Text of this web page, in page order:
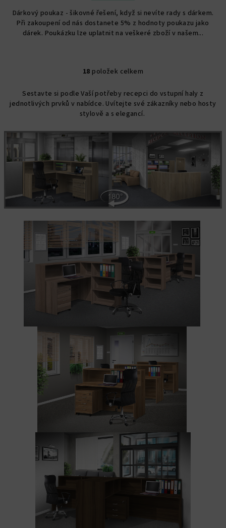
Dárkový poukaz - šikovné řešení, když si nevíte rady s dárkem.
Při zakoupení od nás dostanete 5% z hodnoty poukazu jako
dárek. Poukázku lze uplatnit na veškeré zboží v našem...
O
v
l
á
a
c
í
p
r
v
k
v
ý
p
i
s
u
18 položek celkem
Sestavte si podle Vaší potřeby recepci do vstupní haly z
jednotlivých prvků v nabídce. Uvítejte své zákazníky nebo hosty
stylově a s elegancí.